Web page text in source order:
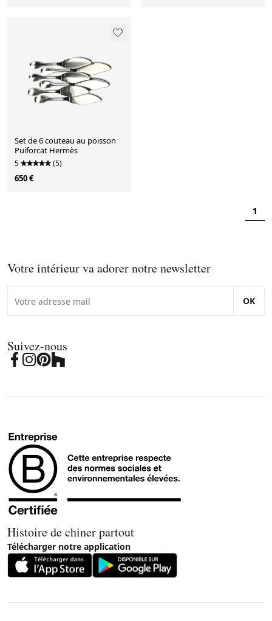
Set de 6 couteau au poisson
Puiforcat Hermès
5 (5)
650 €
1
Votre intérieur va adorer notre newsletter
OK
Suivez-nous
Histoire de chiner partout
Télécharger notre application